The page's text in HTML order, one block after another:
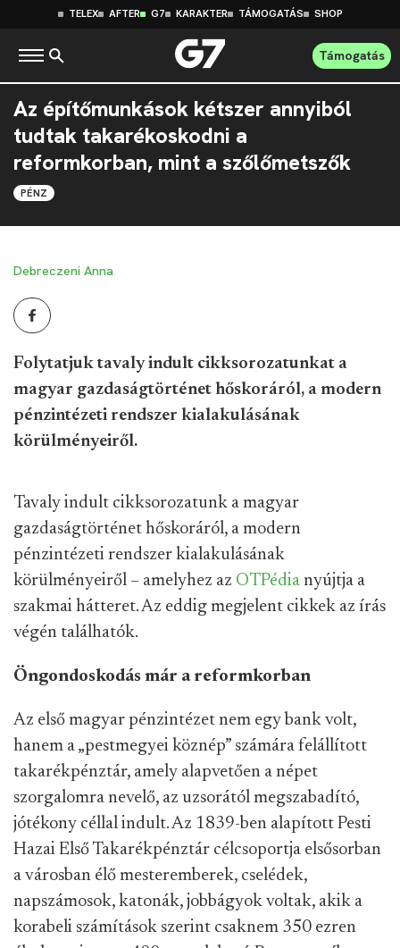
TELEX AFTER G7 KARAKTER TÁMOGATÁS SHOP
Támogatás
Az építőmunkások kétszer annyiból
tudtak takarékoskodni a
reformkorban, mint a szőlőmetszők
PÉNZ
Debreczeni Anna
Folytatjuk tavaly indult cikksorozatunkat a
magyar gazdaságtörténet hőskoráról, a modern
pénzintézeti rendszer kialakulásának
körülményeiről.
Tavaly indult cikksorozatunk a magyar
gazdaságtörténet hőskoráról, a modern
pénzintézeti rendszer kialakulásának
körülményeiről – amelyhez az OTPédia nyújtja a
szakmai hátteret. Az eddig megjelent cikkek az írás
végén találhatók.
Öngondoskodás már a reformkorban
Az első magyar pénzintézet nem egy bank volt,
hanem a „pestmegyei köznép” számára felállított
takarékpénztár, amely alapvetően a népet
szorgalomra nevelő, az uzsorától megszabadító,
jótékony céllal indult. Az 1839-ben alapított Pesti
Hazai Első Takarékpénztár célcsoportja elsősorban
a városban élő mesteremberek, cselédek,
napszámosok, katonák, jobbágyok voltak, akik a
korabeli számítások szerint csaknem 350 ezren